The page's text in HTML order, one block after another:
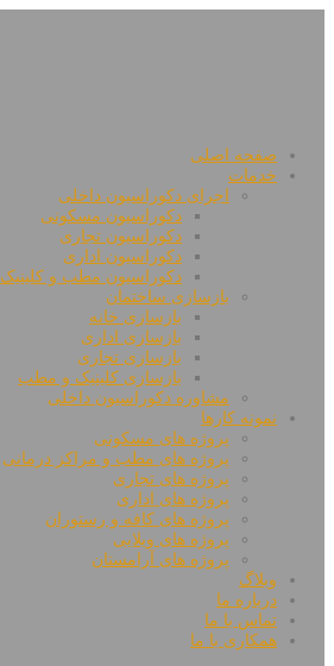
صفحه اصلی
خدمات
اجرای دکوراسیون داخلی
دکوراسیون مسکونی
دکوراسیون تجاری
دکوراسیون اداری
دکوراسیون مطب و کلینیک
بازسازی ساختمان
بازسازی خانه
بازسازی اداری
بازسازی تجاری
بازسازی کلینیک و مطب
مشاوره دکوراسیون داخلی
نمونه کارها
پروژه های مسکونی
پروژه های مطب و مراکز درمانی
پروژه های تجاری
پروژه های اداری
پروژه های کافه و رستوران
پروژه های ویلایی
پروژه های آرامستان
وبلاگ
درباره ما
تماس با ما
همکاری با ما